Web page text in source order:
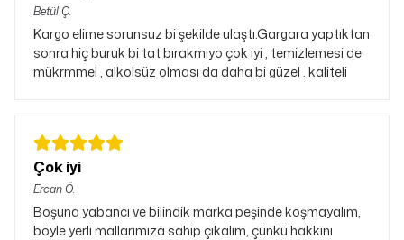
BetülÇ.
Kargo elime sorunsuz bi şekilde ulaştı.Gargara yaptıktan
sonra hiç buruk bi tat bırakmıyo çok iyi , temizlemesi de
mükrmmel , alkolsüz olması da daha bi güzel . kaliteli
Çok iyi
ErcanÖ.
Boşuna yabancı ve bilindik marka peşinde koşmayalım,
böyle yerli mallarımıza sahip çıkalım, çünkü hakkını